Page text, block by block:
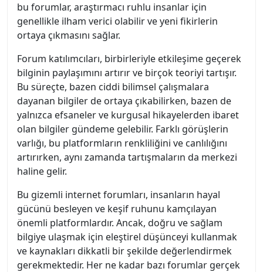
bu forumlar, araştırmacı ruhlu insanlar için
genellikle ilham verici olabilir ve yeni fikirlerin
ortaya çıkmasını sağlar.
Forum katılımcıları, birbirleriyle etkileşime geçerek
bilginin paylaşımını artırır ve birçok teoriyi tartışır.
Bu süreçte, bazen ciddi bilimsel çalışmalara
dayanan bilgiler de ortaya çıkabilirken, bazen de
yalnızca efsaneler ve kurgusal hikayelerden ibaret
olan bilgiler gündeme gelebilir. Farklı görüşlerin
varlığı, bu platformların renkliliğini ve canlılığını
artırırken, aynı zamanda tartışmaların da merkezi
haline gelir.
Bu gizemli internet forumları, insanların hayal
gücünü besleyen ve keşif ruhunu kamçılayan
önemli platformlardır. Ancak, doğru ve sağlam
bilgiye ulaşmak için eleştirel düşünceyi kullanmak
ve kaynakları dikkatli bir şekilde değerlendirmek
gerekmektedir. Her ne kadar bazı forumlar gerçek